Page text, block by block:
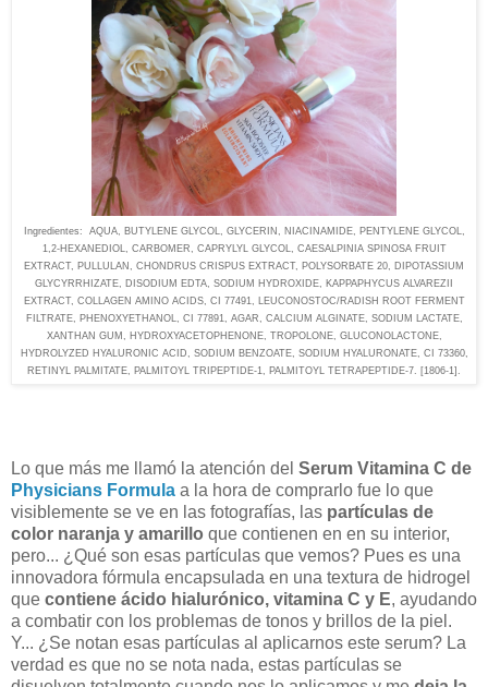
Ingredientes: AQUA, BUTYLENE GLYCOL, GLYCERIN, NIACINAMIDE, PENTYLENE GLYCOL,
1,2-HEXANEDIOL, CARBOMER, CAPRYLYL GLYCOL, CAESALPINIA SPINOSA FRUIT
EXTRACT, PULLULAN, CHONDRUS CRISPUS EXTRACT, POLYSORBATE 20, DIPOTASSIUM
GLYCYRRHIZATE, DISODIUM EDTA, SODIUM HYDROXIDE, KAPPAPHYCUS ALVAREZII
EXTRACT, COLLAGEN AMINO ACIDS, CI 77491, LEUCONOSTOC/RADISH ROOT FERMENT
FILTRATE, PHENOXYETHANOL, CI 77891, AGAR, CALCIUM ALGINATE, SODIUM LACTATE,
XANTHAN GUM, HYDROXYACETOPHENONE, TROPOLONE, GLUCONOLACTONE,
HYDROLYZED HYALURONIC ACID, SODIUM BENZOATE, SODIUM HYALURONATE, CI 73360,
RETINYL PALMITATE, PALMITOYL TRIPEPTIDE-1, PALMITOYL TETRAPEPTIDE-7. [1806-1].
Lo que más me llamó la atención del Serum Vitamina C de
Physicians Formula a la hora de comprarlo fue lo que
visiblemente se ve en las fotografías, las partículas de
color naranja y amarillo que contienen en en su interior,
pero... ¿Qué son esas partículas que vemos? Pues es una
innovadora fórmula encapsulada en una textura de hidrogel
que contiene ácido hialurónico, vitamina C y E, ayudando
a combatir con los problemas de tonos y brillos de la piel.
Y... ¿Se notan esas partículas al aplicarnos este serum? La
verdad es que no se nota nada, estas partículas se